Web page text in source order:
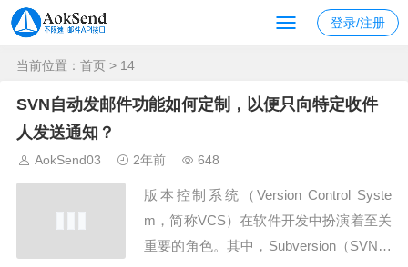
登录/注册
当前位置： 首页 > 14
SVN自动发邮件功能如何定制，以便只向特定收件
人发送通知？
AokSend03 2年前 648
版本控制系统（Version Control Syste
m，简称VCS）在软件开发中扮演着至关
重要的角色。其中，Subversion（SVN）